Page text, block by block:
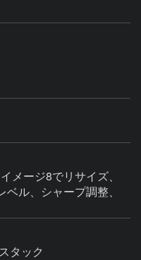
メージ8でリサイズ、
ル、シャープ調整、
タック